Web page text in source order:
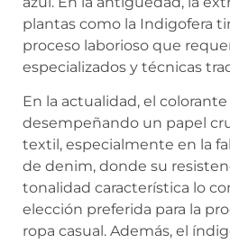
plantas como la Indigofera
proceso laborioso que
especializados y técnicas
En la actualidad, el
desempeñando un papel
textil, especialmente en la
de denim, donde su
tonalidad característica lo
elección preferida para la
ropa casual. Además, el